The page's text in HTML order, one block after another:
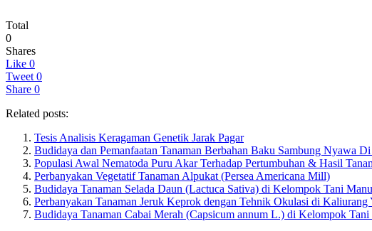
Total
0
Shares
Like 0
Tweet 0
Share 0
Related posts:
Tesis Analisis Keragaman Genetik Jarak Pagar
Budidaya dan Pemanfaatan Tanaman Berbahan Baku Sambung Nyawa
Populasi Awal Nematoda Puru Akar Terhadap Pertumbuhan & Hasil
Perbanyakan Vegetatif Tanaman Alpukat (Persea Americana Mill)
Budidaya Tanaman Selada Daun (Lactuca Sativa) di Kelompok Tani
Perbanyakan Tanaman Jeruk Keprok dengan Tehnik Okulasi di Kaliurang
Budidaya Tanaman Cabai Merah (Capsicum annum L.) di Kelompok